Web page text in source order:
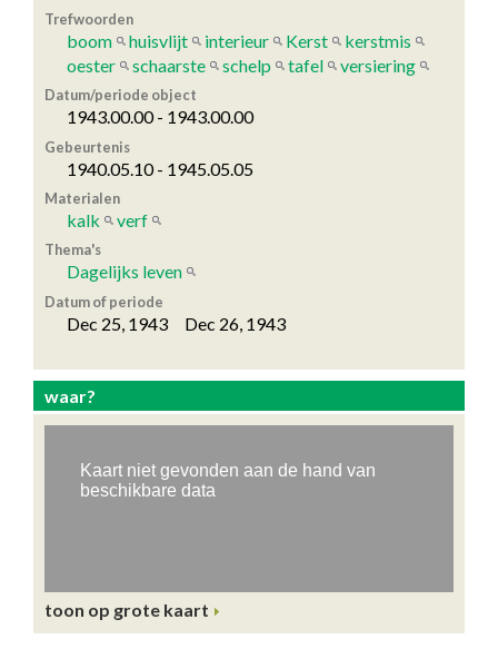
Trefwoorden
boom huisvlijt interieur Kerst
kerstmis
oester
schaarste schelp tafel versiering
Datum/periode object
1943.00.00 - 1943.00.00
Gebeurtenis
1940.05.10 - 1945.05.05
Materialen
kalk verf
Thema's
Dagelijks leven
Datum of periode
Dec 25, 1943 Dec 26, 1943
waar?
toon op grote kaart